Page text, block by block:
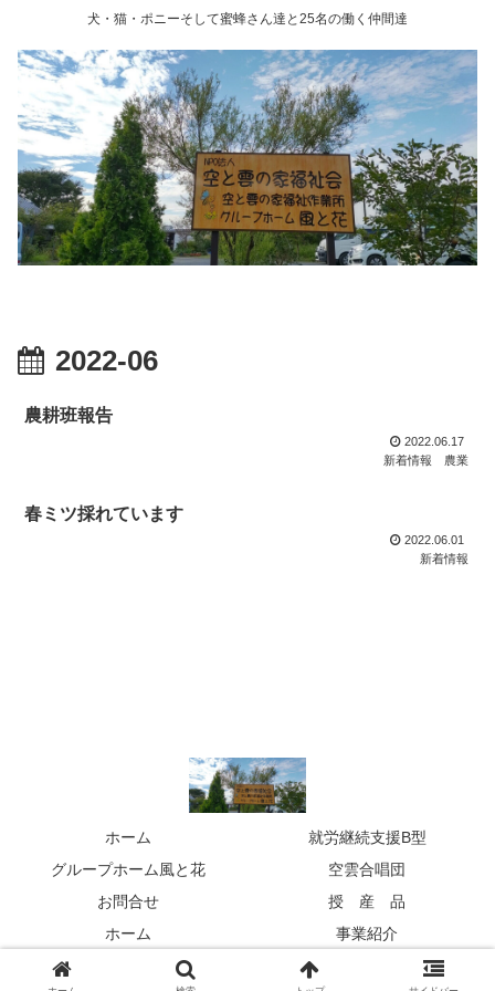
犬・猫・ポニーそして蜜蜂さん達と25名の働く仲間達
2022-06
農耕班報告
2022.06.17
新着情報
農業
春ミツ採れています
2022.06.01
新着情報
ホーム
就労継続支援B型
グループホーム風と花
空雲合唱団
お問合せ
授 産 品
ホーム
事業紹介
© 2020 NPO法人空と雲の家福祉会.